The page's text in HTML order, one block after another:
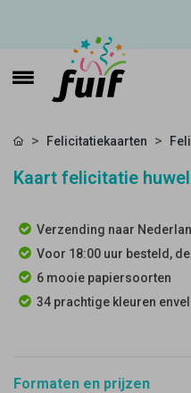
Felicitatiekaarten
Kaart felicitatie
Verzending naar
Voor 18:00 uur besteld,
6 mooie papiersoorten
34 prachtige kleuren
Formaten en prijzen